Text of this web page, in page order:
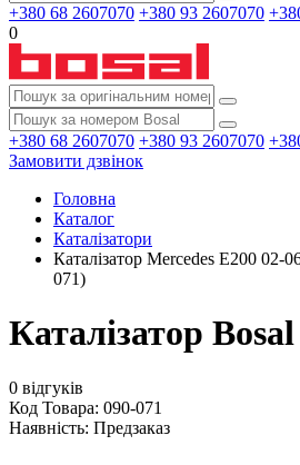
+380 68 2607070 +380 93 2607070
0
+380 68 2607070 +380 93 2607070
Замовити дзвінок
Головна
Каталог
Каталізатори
Каталізатор Mercedes E200 02-
071)
Каталізатор
0 відгуків
Код Товара: 090-071
Наявність: Предзаказ